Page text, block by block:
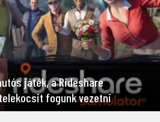
játék, a Rideshare
fogunk vezetni